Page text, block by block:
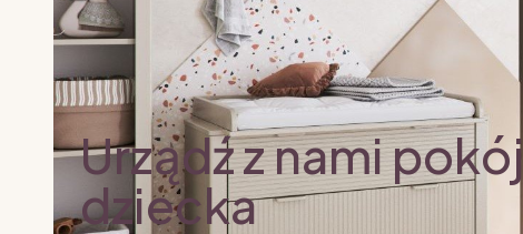
Urządź z nami pokój
dziecka